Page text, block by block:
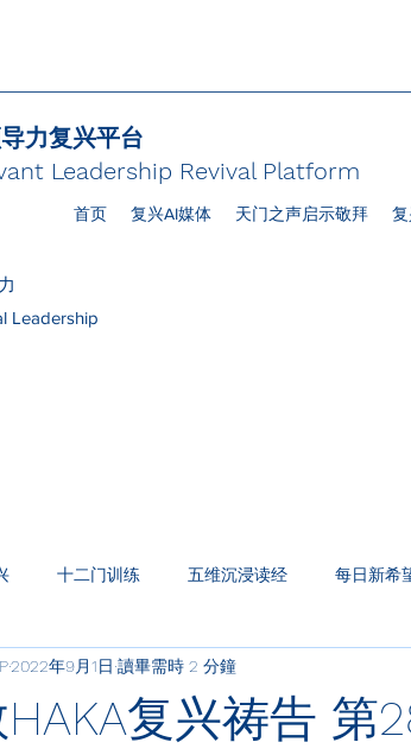
力复兴平台
Leadership Revival Platform
Leadership
首页 复兴AI媒体 天门之声启示敬拜
十二门训练 五维沉浸读经 每日新希
领袖训练 圣经财务观
复兴祷告 第
2022年9月1日 讀畢需時 2 分鐘